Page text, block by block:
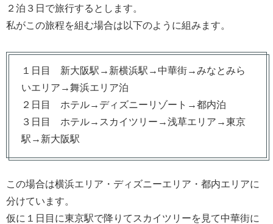
２泊３日で旅行するとします。
私がこの旅程を組む場合は以下のように組みます。
１日目 新大阪駅→新横浜駅→中華街→みなとみら
いエリア→舞浜エリア泊
２日目 ホテル→ディズニーリゾート→都内泊
３日目 ホテル→スカイツリー→浅草エリア→東京
駅→新大阪駅
この場合は横浜エリア・ディズニーエリア・都内エリアに
分けています。
仮に１日目に東京駅で降りてスカイツリーを見て中華街に